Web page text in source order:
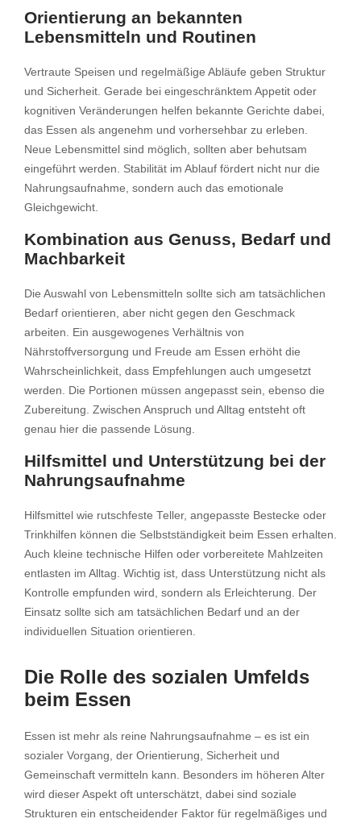
Orientierung an bekannten
Lebensmitteln und Routinen
Vertraute Speisen und regelmäßige Abläufe geben Struktur
und Sicherheit. Gerade bei eingeschränktem Appetit oder
kognitiven Veränderungen helfen bekannte Gerichte dabei,
das Essen als angenehm und vorhersehbar zu erleben.
Neue Lebensmittel sind möglich, sollten aber behutsam
eingeführt werden. Stabilität im Ablauf fördert nicht nur die
Nahrungsaufnahme, sondern auch das emotionale
Gleichgewicht.
Kombination aus Genuss, Bedarf und
Machbarkeit
Die Auswahl von Lebensmitteln sollte sich am tatsächlichen
Bedarf orientieren, aber nicht gegen den Geschmack
arbeiten. Ein ausgewogenes Verhältnis von
Nährstoffversorgung und Freude am Essen erhöht die
Wahrscheinlichkeit, dass Empfehlungen auch umgesetzt
werden. Die Portionen müssen angepasst sein, ebenso die
Zubereitung. Zwischen Anspruch und Alltag entsteht oft
genau hier die passende Lösung.
Hilfsmittel und Unterstützung bei der
Nahrungsaufnahme
Hilfsmittel wie rutschfeste Teller, angepasste Bestecke oder
Trinkhilfen können die Selbstständigkeit beim Essen erhalten.
Auch kleine technische Hilfen oder vorbereitete Mahlzeiten
entlasten im Alltag. Wichtig ist, dass Unterstützung nicht als
Kontrolle empfunden wird, sondern als Erleichterung. Der
Einsatz sollte sich am tatsächlichen Bedarf und an der
individuellen Situation orientieren.
Die Rolle des sozialen Umfelds
beim Essen
Essen ist mehr als reine Nahrungsaufnahme – es ist ein
sozialer Vorgang, der Orientierung, Sicherheit und
Gemeinschaft vermitteln kann. Besonders im höheren Alter
wird dieser Aspekt oft unterschätzt, dabei sind soziale
Strukturen ein entscheidender Faktor für regelmäßiges und